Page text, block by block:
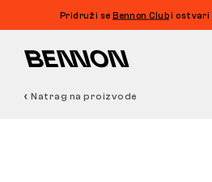
Pridruži seBennon Clubi ostvari
Natrag na proizvode